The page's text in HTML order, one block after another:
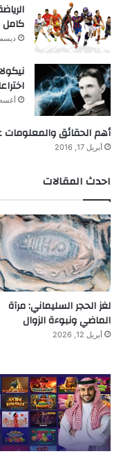
كامل
ديسمبر 14,
أغسطس
أهم الحقائق
أبريل 17, 2016
احدث المقالات
لغز الحجر السليماني: مرآة
الماضي ونبوءة الزوال
أبريل 12, 2026